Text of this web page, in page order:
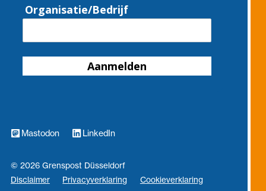
Organisatie/Bedrijf
Aanmelden
Mastodon LinkedIn
© 2026 Grenspost Düsseldorf
Disclaimer
Privacyverklaring Cookieverklaring